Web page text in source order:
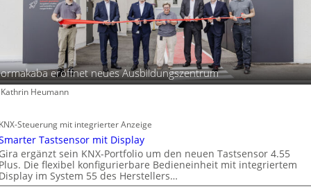
eröffnet neues Ausbildungszentrum
Heumann
Steuerung mit integrierter Anzeige
Tastsensor mit Display
ergänzt sein KNX-Portfolio um den neuen Tastsensor 4.55
Die flexibel konfigurierbare Bedieneinheit mit integriertem
im System 55 des Herstellers…